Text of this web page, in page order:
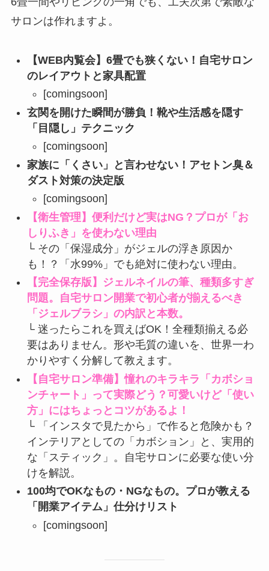
サロンは作れますよ。
【WEB内覧会】6畳でも狭くない！自宅サロン
のレイアウトと家具配置
[comingsoon]
玄関を開けた瞬間が勝負！靴や生活感を隠す
「目隠し」テクニック
[comingsoon]
家族に「くさい」と言わせない！アセトン臭＆
ダスト対策の決定版
[comingsoon]
【衛生管理】便利だけど実はNG？プロが「お
しりふき」を使わない理由
└ その「保湿成分」がジェルの浮き原因か
も！？「水99%」でも絶対に使わない理由。
【完全保存版】ジェルネイルの筆、種類多すぎ
問題。自宅サロン開業で初心者が揃えるべき
「ジェルブラシ」の内訳と本数。
└ 迷ったらこれを買えばOK！全種類揃える必
要はありません。形や毛質の違いを、世界一わ
かりやすく分解して教えます。
【自宅サロン準備】憧れのキラキラ「カボショ
ンチャート」って実際どう？可愛いけど「使い
方」にはちょっとコツがあるよ！
└
「インスタで見たから」で作ると危険かも？
インテリアとしての「カボション」と、実用的
な「スティック」。自宅サロンに必要な使い分
けを解説。
100均でOKなもの・NGなもの。プロが教える
「開業アイテム」仕分けリスト
[comingsoon]